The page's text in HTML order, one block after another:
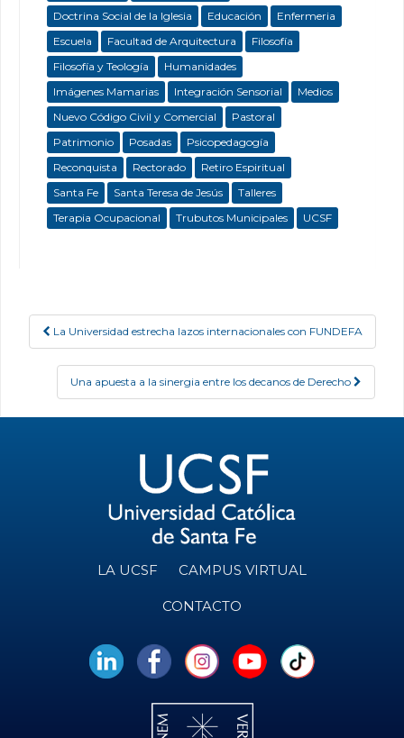
Doctrina Social de la Iglesia
Educación
Enfermeria
Escuela
Facultad de Arquitectura
Filosofía
Filosofía y Teología
Humanidades
Imágenes Mamarias
Integración Sensorial
Medios
Nuevo Código Civil y Comercial
Pastoral
Patrimonio
Posadas
Psicopedagogía
Reconquista
Rectorado
Retiro Espiritual
Santa Fe
Santa Teresa de Jesús
Talleres
Terapia Ocupacional
Trubutos Municipales UCSF
Post navigation
La Universidad estrecha lazos internacionales con FUNDEFA
Una apuesta a la sinergia entre los decanos de Derecho
LA UCSF CAMPUS VIRTUAL
CONTACTO